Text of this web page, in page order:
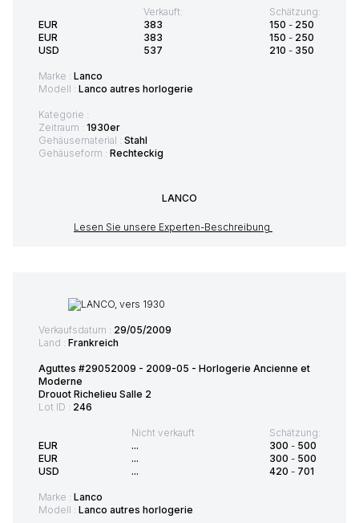
EUR
EUR
USD
Verkauft:
383
383
537
Schätzung:
150 - 250
150 - 250
210 - 350
Marke : Lanco
Modell : Lanco autres horlogerie
Kategorie :
Zeitraum : 1930er
Gehäusematerial : Stahl
Gehäuseform : Rechteckig
LANCO
Lesen Sie unsere Experten-Beschreibung
Verkaufsdatum : 29/05/2009
Land : Frankreich
Aguttes #29052009 - 2009-05 - Horlogerie Ancienne et
Moderne
Drouot Richelieu Salle 2
Lot ID : 246
EUR
EUR
USD
Nicht verkauft
...
...
...
Schätzung:
300 - 500
300 - 500
420 - 701
Marke : Lanco
Modell : Lanco autres horlogerie